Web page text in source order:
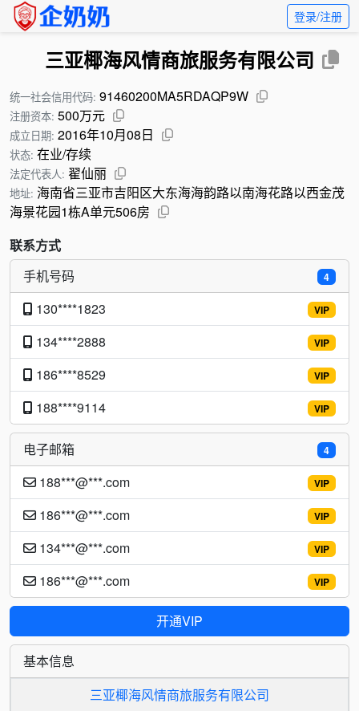
登录/注册
三亚椰海风情商旅服务有限公司
统一社会信用代码: 91460200MA5RDAQP9W
注册资本: 500万元
成立日期: 2016年10月08日
状态: 在业/存续
法定代表人: 翟仙丽
地址: 海南省三亚市吉阳区大东海海韵路以南海花路以西金茂
海景花园1栋A单元506房
联系方式
4
手机号码
VIP
130****1823
VIP
134****2888
VIP
186****8529
VIP
188****9114
4
电子邮箱
VIP
188***@***.com
VIP
186***@***.com
VIP
134***@***.com
VIP
186***@***.com
开通VIP
基本信息
三亚椰海风情商旅服务有限公司